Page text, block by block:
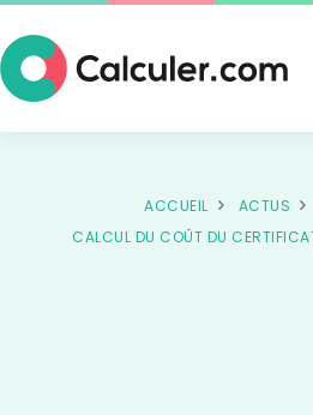
ACCUEIL ACTUS
CALCUL DU COÛT DU